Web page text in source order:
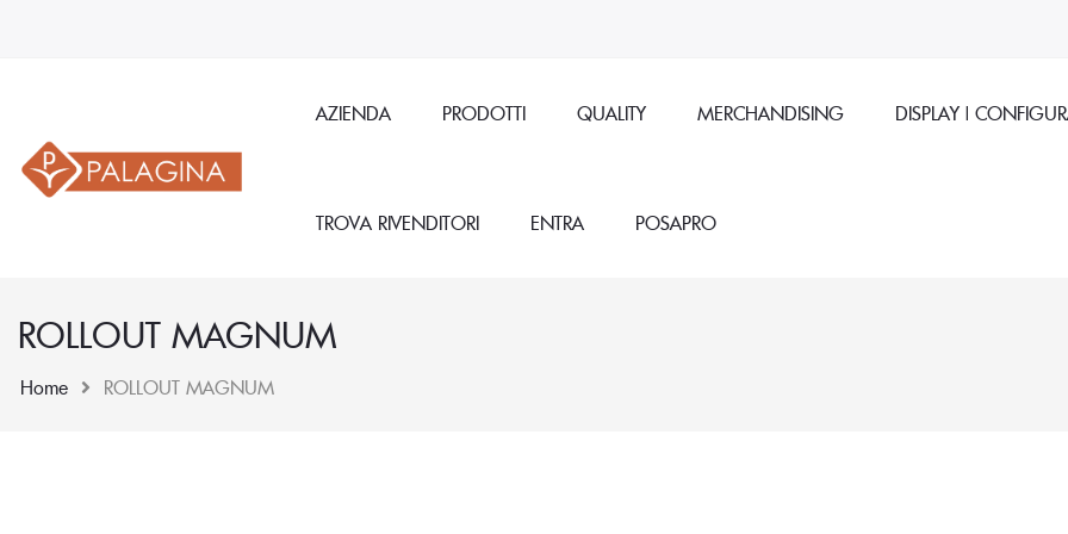
AZIENDA PRODOTTI QUALITY MERCHANDISING DISPLAY |
TROVA RIVENDITORI ENTRA POSAPRO
ROLLOUT MAGNUM
Home ROLLOUT MAGNUM